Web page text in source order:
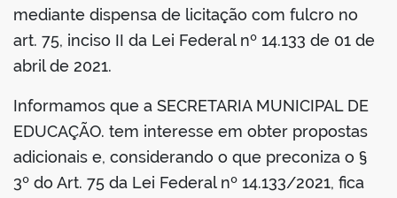
mediante dispensa de licitação com fulcro no
art. 75, inciso II da Lei Federal nº 14.133 de 01 de
abril de 2021.
Informamos que a SECRETARIA MUNICIPAL DE
EDUCAÇÃO. tem interesse em obter propostas
adicionais e, considerando o que preconiza o §
3º do Art. 75 da Lei Federal nº 14.133/2021, fica